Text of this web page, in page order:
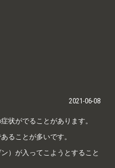
2021-06-08
状がでることがあります。
ることが多いです。
）が入ってこようとすること